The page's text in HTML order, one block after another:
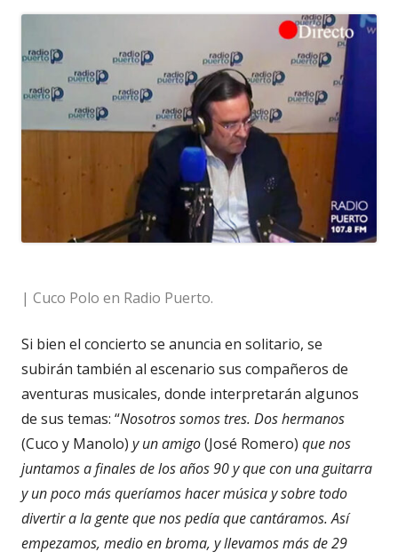
| Cuco Polo en Radio Puerto.
Si bien el concierto se anuncia en solitario, se
subirán también al escenario sus compañeros de
aventuras musicales, donde interpretarán algunos
de sus temas: “Nosotros somos tres. Dos hermanos
(Cuco y Manolo) y un amigo(José Romero) que nos
juntamos a finales de los años 90 y que con una guitarra
y un poco más queríamos hacer música y sobre todo
divertir a la gente que nos pedía que cantáramos. Así
empezamos, medio en broma, y llevamos más de 29